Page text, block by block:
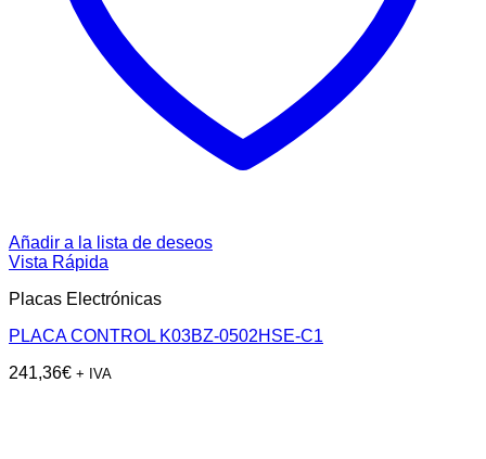
Añadir a la lista de deseos
Vista Rápida
Placas Electrónicas
PLACA CONTROL K03BZ-0502HSE-C1
241,36€ + IVA